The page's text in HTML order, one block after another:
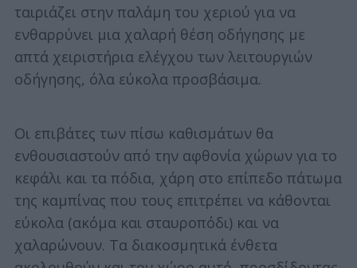
ταιριάζει στην παλάμη του χεριού για να
ενθαρρύνει μια χαλαρή θέση οδήγησης με
απτά χειριστήρια ελέγχου των λειτουργιών
οδήγησης, όλα εύκολα προσβάσιμα.
Οι επιβάτες των πίσω καθισμάτων θα
ενθουσιαστούν από την αφθονία χώρων για το
κεφάλι και τα πόδια, χάρη στο επίπεδο πάτωμα
της καμπίνας που τους επιτρέπει να κάθονται
εύκολα (ακόμα και σταυροπόδι) και να
χαλαρώνουν. Τα διακοσμητικά ένθετα